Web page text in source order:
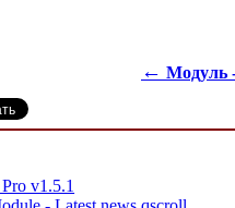
← Модуль
v1.5.1